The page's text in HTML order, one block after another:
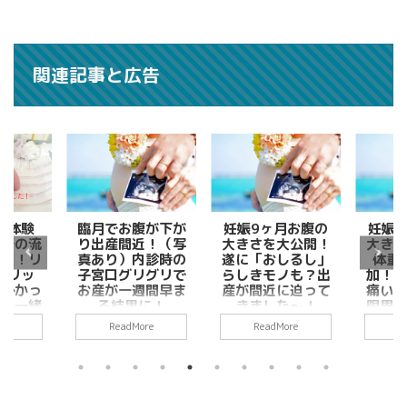
関連記事と広告
下が
（写
時の
リで
早ま
妊娠9ヶ月お腹の
大きさを大公開！
遂に「おしるし」
らしきモノも？出
産が間近に迫って
きました〜！
こんにちは。＠
す。 妊娠９ヶ月
ReadMore
妊娠8ヶ月お腹の
大きさを大公開！
体重が一気に増
加！胎動が強くて
痛い！色んな事が
限界に近づいてキ
ター(ﾟ∀ﾟ)！
Techガールで
ReadMore
妊娠
大き
体重
感じ
頻繁